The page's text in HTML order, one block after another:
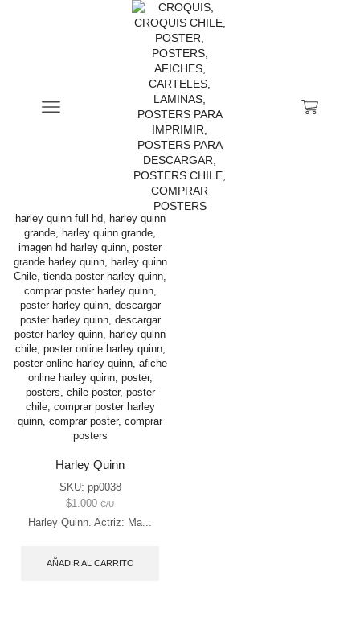
Productos Etiquetados “harley Quinn 8k”
CATEGORÍAS DE PRODUCTOS
Harley Quinn
SKU: pp0038
$1.000 C/U
Harley Quinn. Actriz: Ma...
AÑADIR AL CARRITO